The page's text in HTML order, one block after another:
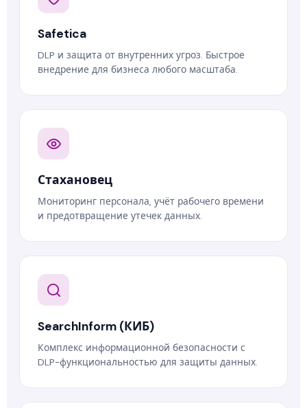
Safetica
DLP и защита от внутренних угроз. Быстрое
внедрение для бизнеса любого масштаба.
Стахановец
Мониторинг персонала, учёт рабочего времени
и предотвращение утечек данных.
SearchInform (КИБ)
Комплекс информационной безопасности с
DLP-функциональностью для защиты данных.